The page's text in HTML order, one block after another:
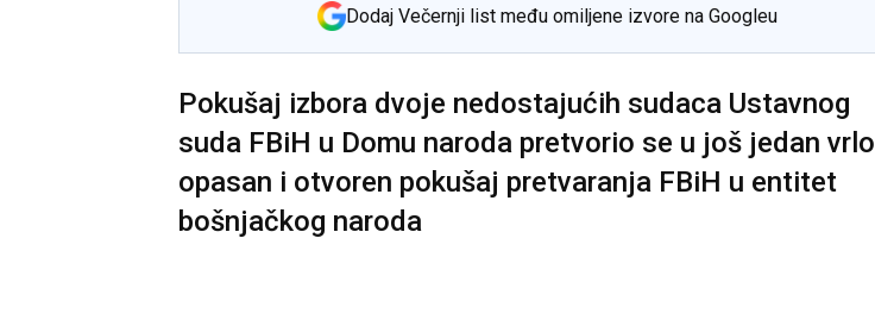
Dodaj Večernji list među omiljene izvore na Googleu
Pokušaj izbora dvoje nedostajućih sudaca Ustavnog
suda FBiH u Domu naroda pretvorio se u još jedan vrlo
opasan i otvoren pokušaj pretvaranja FBiH u entitet
bošnjačkog naroda